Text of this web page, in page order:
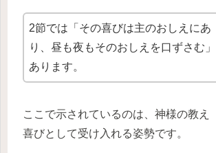
2節では「その喜びは主のおしえにあ
り、昼も夜もそのおしえを口ずさむ
あります。
ここで示されているのは、神様の教え
喜びとして受け入れる姿勢です。